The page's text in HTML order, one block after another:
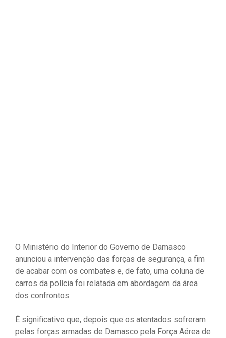
O Ministério do Interior do Governo de Damasco
anunciou a intervenção das forças de segurança, a fim
de acabar com os combates e, de fato, uma coluna de
carros da polícia foi relatada em abordagem da área
dos confrontos.
É significativo que, depois que os atentados sofreram
pelas forças armadas de Damasco pela Força Aérea de